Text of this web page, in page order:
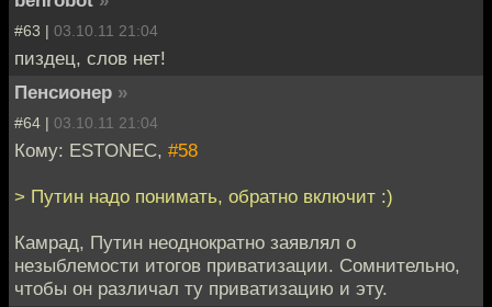
#63 | 03.10.11 21:04
пиздец, слов нет!
Пенсионер »
#64 | 03.10.11 21:04
Кому: ESTONEC, #58
> Путин надо понимать, обратно включит :)
Камрад, Путин неоднократно заявлял о
незыблемости итогов приватизации. Сомнительно,
чтобы он различал ту приватизацию и эту.